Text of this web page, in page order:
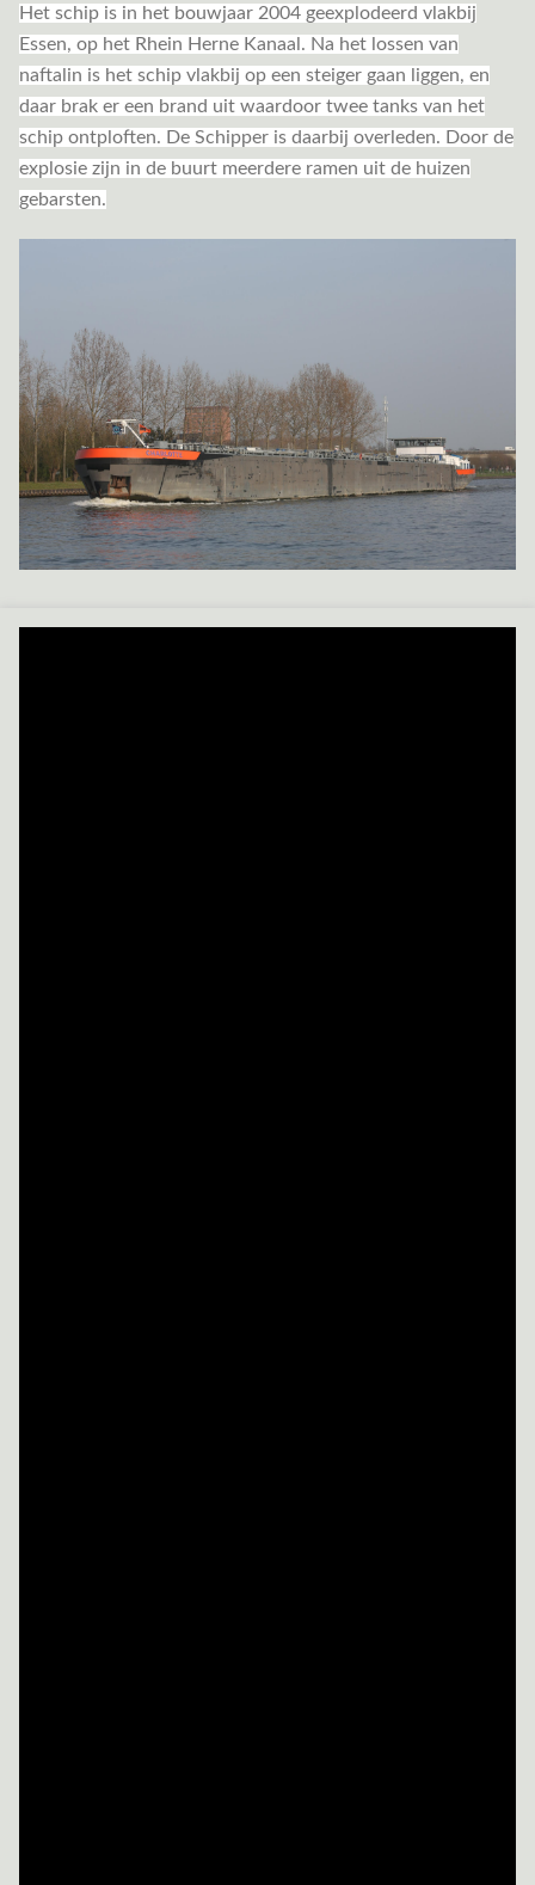
Het schip is in het bouwjaar 2004 geexplodeerd vlakbij
Essen, op het Rhein Herne Kanaal. Na het lossen van
naftalin is het schip vlakbij op een steiger gaan liggen, en
daar brak er een brand uit waardoor twee tanks van het
schip ontploften. De Schipper is daarbij overleden. Door de
explosie zijn in de buurt meerdere ramen uit de huizen
gebarsten.